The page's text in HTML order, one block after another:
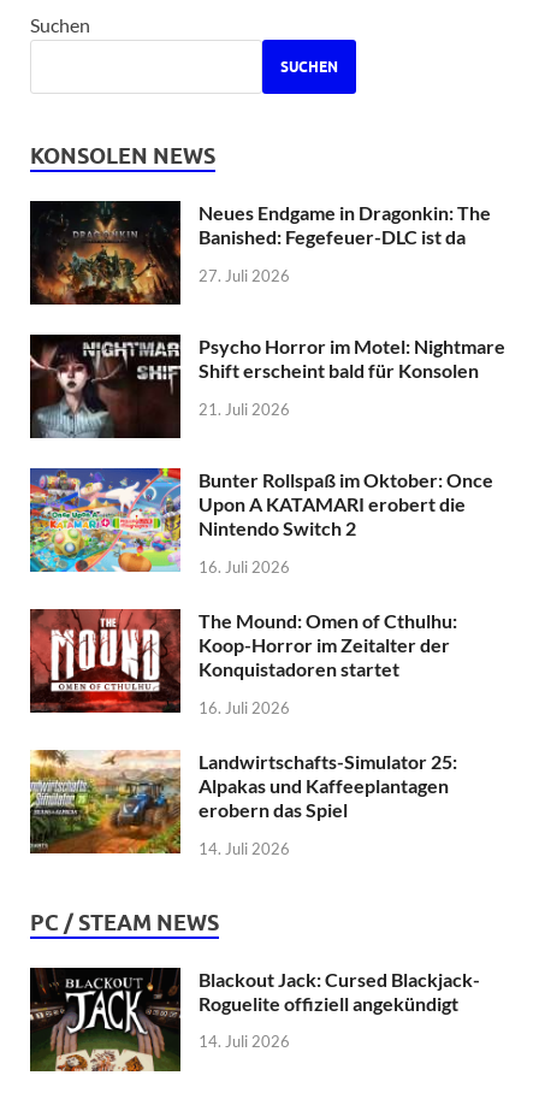
Suchen
SUCHEN
KONSOLEN NEWS
Neues Endgame in Dragonkin: The
Banished: Fegefeuer-DLC ist da
27. Juli 2026
Psycho Horror im Motel: Nightmare
Shift erscheint bald für Konsolen
21. Juli 2026
Bunter Rollspaß im Oktober: Once
Upon A KATAMARI erobert die
Nintendo Switch 2
16. Juli 2026
The Mound: Omen of Cthulhu:
Koop-Horror im Zeitalter der
Konquistadoren startet
16. Juli 2026
Landwirtschafts-Simulator 25:
Alpakas und Kaffeeplantagen
erobern das Spiel
14. Juli 2026
PC / STEAM NEWS
Blackout Jack: Cursed Blackjack-
Roguelite offiziell angekündigt
14. Juli 2026